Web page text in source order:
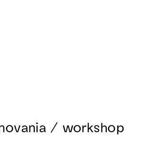
/ workshop